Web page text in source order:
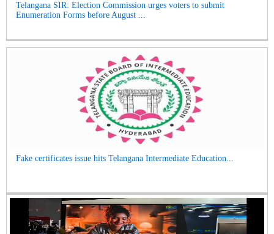
Telangana SIR: Election Commission urges voters to submit
Enumeration Forms before August ...
Fake certificates issue hits Telangana Intermediate Education...